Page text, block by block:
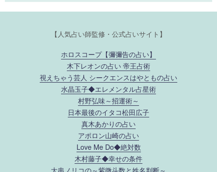
【人気占い師監修・公式占いサイト】
ホロスコープ【彌彌告の占い】
木下レオンの占い 帝王占術
視えちゃう芸人 シークエンスはやともの占い
水晶玉子◆エレメンタル占星術
村野弘味～招運術～
日本最後のイタコ松田広子
真木あかりの占い
アポロン山崎の占い
Love Me Do◆絶対数
木村藤子◆幸せの条件
大串ノリコの～紫微斗数と姓名判断～